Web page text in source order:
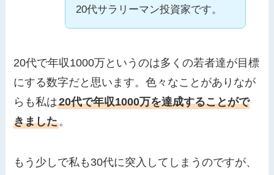
20代サラリーマン投資家です。
20代で年収1000万というのは多くの若者達が目標
にする数字だと思います。色々なことがありなが
らも私は20代で年収1000万を達成することがで
きました。
もう少しで私も30代に突入してしまうのですが、